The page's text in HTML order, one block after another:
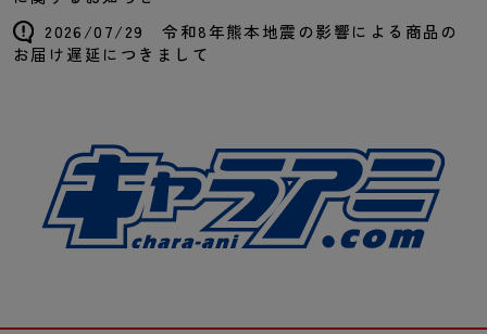
2026/07/29 令和8年熊本地震の影響による商品の
お届け遅延につきまして